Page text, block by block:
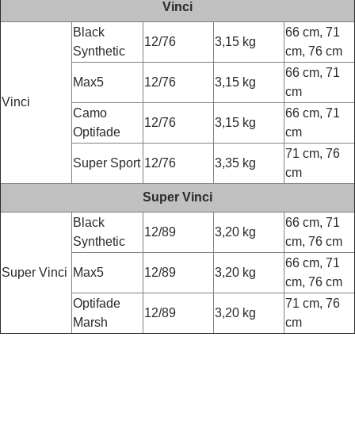
Vinci
Vinci
Black
Synthetic
12/76 3,15 kg
66 cm, 71
cm, 76 cm
Max5 12/76 3,15 kg
66 cm, 71
cm
Camo
Optifade
12/76 3,15 kg
66 cm, 71
cm
Super Sport 12/76 3,35 kg
71 cm, 76
cm
Super Vinci
Super Vinci
Black
Synthetic
12/89 3,20 kg
66 cm, 71
cm, 76 cm
Max5 12/89 3,20 kg
66 cm, 71
cm, 76 cm
Optifade
Marsh
12/89 3,20 kg
71 cm, 76
cm